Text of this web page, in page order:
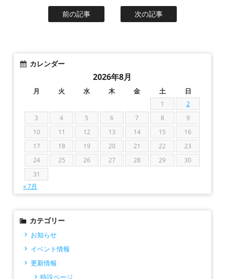
前の記事 次の記事
カレンダー
2026年8月
月 火 水 木 金 土 日
1
2
3
4 5 6 7 8
9
10
11 12 13 14 15
16
17
18 19 20 21 22
23
24
25 26 27 28 29
30
31
« 7月
カテゴリー
お知らせ
イベント情報
更新情報
特設ページ